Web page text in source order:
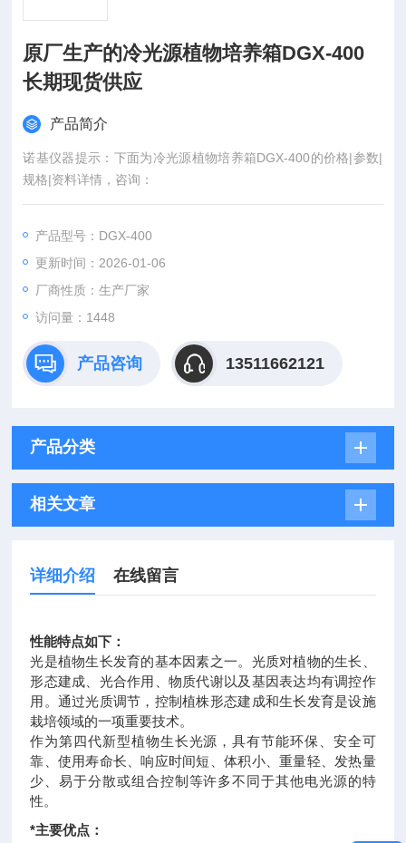
原厂生产的冷光源植物培养箱DGX-400
长期现货供应
产品简介
诺基仪器提示：下面为冷光源植物培养箱DGX-400的价格|参数|
规格|资料详情，咨询：
产品型号：DGX-400
更新时间：2026-01-06
厂商性质：生产厂家
访问量：1448
产品咨询 13511662121
产品分类
相关文章
详细介绍 在线留言
性能特点如下：
光是植物生长发育的基本因素之一。光质对植物的生长、
形态建成、光合作用、物质代谢以及基因表达均有调控作
用。通过光质调节，控制植株形态建成和生长发育是设施
栽培领域的一项重要技术。
作为第四代新型植物生长光源，具有节能环保、安全可
靠、使用寿命长、响应时间短、体积小、重量轻、发热量
少、易于分散或组合控制等许多不同于其他电光源的特
性。
*主要优点：